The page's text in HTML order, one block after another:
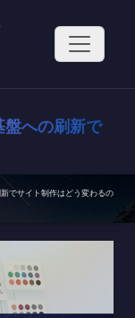
への刷新で
でサイト制作はどう変わるの